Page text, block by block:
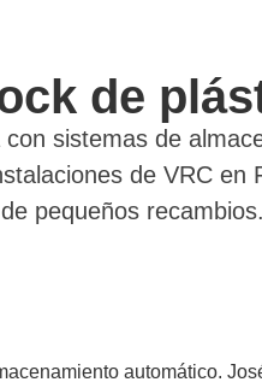
de
sistemas de
de VRC en
pequeños
automático.